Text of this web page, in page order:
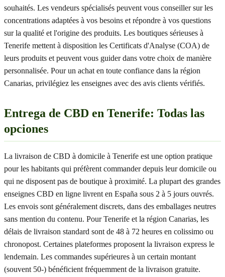
souhaités. Les vendeurs spécialisés peuvent vous conseiller sur les
concentrations adaptées à vos besoins et répondre à vos questions
sur la qualité et l'origine des produits. Les boutiques sérieuses à
Tenerife mettent à disposition les Certificats d'Analyse (COA) de
leurs produits et peuvent vous guider dans votre choix de manière
personnalisée. Pour un achat en toute confiance dans la région
Canarias, privilégiez les enseignes avec des avis clients vérifiés.
Entrega de CBD en Tenerife: Todas las
opciones
La livraison de CBD à domicile à Tenerife est une option pratique
pour les habitants qui préfèrent commander depuis leur domicile ou
qui ne disposent pas de boutique à proximité. La plupart des grandes
enseignes CBD en ligne livrent en España sous 2 à 5 jours ouvrés.
Les envois sont généralement discrets, dans des emballages neutres
sans mention du contenu. Pour Tenerife et la région Canarias, les
délais de livraison standard sont de 48 à 72 heures en colissimo ou
chronopost. Certaines plateformes proposent la livraison express le
lendemain. Les commandes supérieures à un certain montant
(souvent 50-) bénéficient fréquemment de la livraison gratuite.